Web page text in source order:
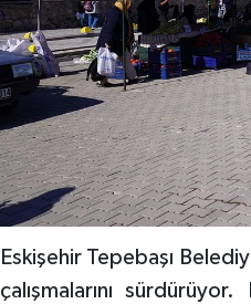
Eskişehir Tepebaşı
çalışmalarını